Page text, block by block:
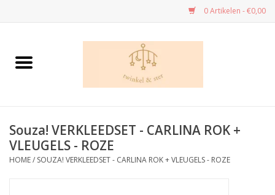
0 Artikelen - €0,00
Home
Dans - cadeau’s
Speelgoed
Souza! VERKLEEDSET - CARLINA ROK +
VLEUGELS - ROZE
HOME/ SOUZA! VERKLEEDSET - CARLINA ROK + VLEUGELS - ROZE